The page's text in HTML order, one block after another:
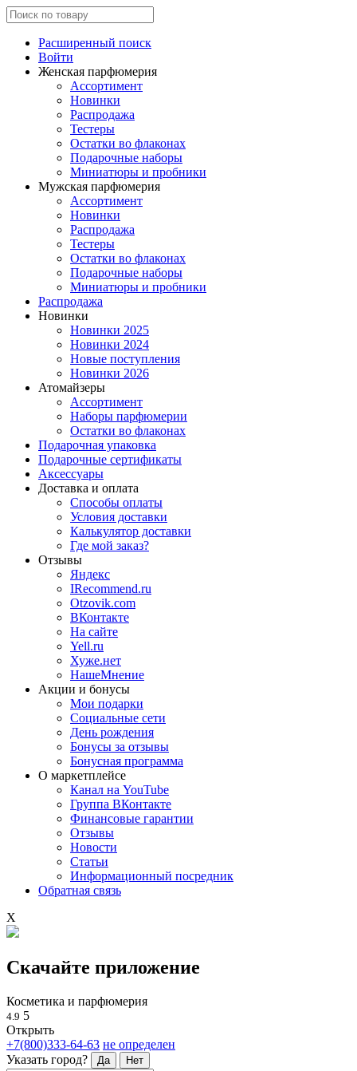
Расширенный поиск
Войти
Женская парфюмерия
Ассортимент
Новинки
Распродажа
Тестеры
Остатки во флаконах
Подарочные наборы
Миниатюры и пробники
Мужская парфюмерия
Ассортимент
Новинки
Распродажа
Тестеры
Остатки во флаконах
Подарочные наборы
Миниатюры и пробники
Распродажа
Новинки
Новинки 2025
Новинки 2024
Новые поступления
Новинки 2026
Атомайзеры
Ассортимент
Наборы парфюмерии
Остатки во флаконах
Подарочная упаковка
Подарочные сертификаты
Аксессуары
Доставка и оплата
Способы оплаты
Условия доставки
Калькулятор доставки
Где мой заказ?
Отзывы
Яндекс
IRecommend.ru
Otzovik.com
ВКонтакте
На сайте
Yell.ru
Хуже.нет
НашеМнение
Акции и бонусы
Мои подарки
Социальные сети
День рождения
Бонусы за отзывы
Бонусная программа
О маркетплейсе
Канал на YouTube
Группа ВКонтакте
Финансовые гарантии
Отзывы
Новости
Статьи
Информационный посредник
Обратная связь
X
Скачайте приложение
Косметика и парфюмерия
4.9 5
Открыть
+7(800)333-64-63 не определен
Указать город?
Да Нет